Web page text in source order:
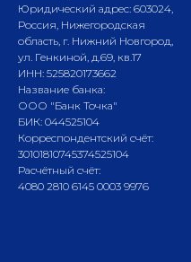
Юридический адрес: 603024,
Россия, Нижегородская
область, г. Нижний Новгород,
ул. Генкиной, д.69, кв.17
ИНН: 525820173662
Название банка:
ООО "Банк Точка"
БИК: 044525104
Корреспондентский счёт:
30101810745374525104
Расчётный счёт:
4080 2810 6145 0003 9976